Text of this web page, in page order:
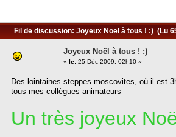
Fil de discussion: Joyeux Noël à tous ! :) (Lu
Joyeux Noël à tous ! :)
« le: 25 Déc 2009, 02h10 »
Des lointaines steppes moscovites, où il est
tous mes collègues animateurs
Un très joyeux